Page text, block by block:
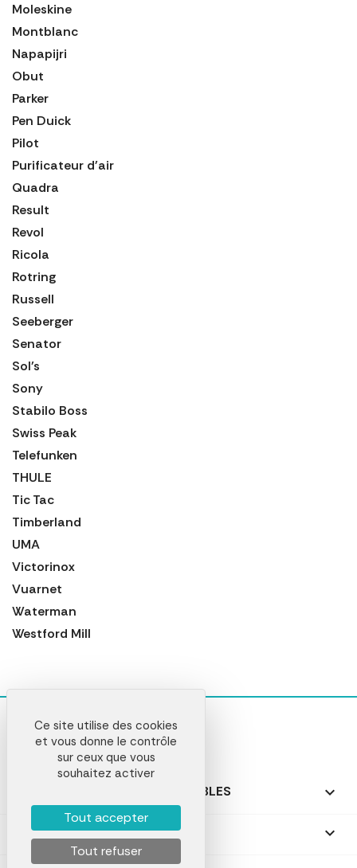
Moleskine
Montblanc
Napapijri
Obut
Parker
Pen Duick
Pilot
Purificateur d'air
Quadra
Result
Revol
Ricola
Rotring
Russell
Seeberger
Senator
Sol's
Sony
Stabilo Boss
Swiss Peak
Telefunken
THULE
Tic Tac
Timberland
UMA
Victorinox
Vuarnet
Waterman
Westford Mill
NOS PRODUITS PERSONNALISABLES 
NOS CADEAUX PERSONNALISÉS 
Ce site utilise des cookies
et vous donne le contrôle
sur ceux que vous
souhaitez activer
Tout accepter
Tout refuser